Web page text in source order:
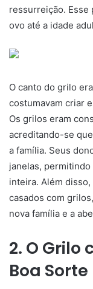
ressurreição. Esse
ovo até a idade
O canto do grilo
costumavam criar
Os grilos eram
acreditando-se
a família. Seus
janelas,
inteira. Além
casados com
nova família e a
2. O Grilo
Boa Sorte